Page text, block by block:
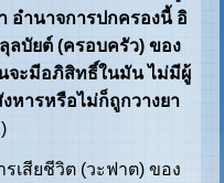
อำนาจการปกครองนี้ อิ
ลบัยต์ (ครอบครัว) ของ
จะมีอภิสิทธิ์ในมัน ไม่มีผู้
หารหรือไม่ก็ถูกวางยา
สียชีวิต (วะฟาต) ของ